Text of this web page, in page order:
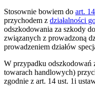
Stosownie bowiem do art.
przychodem z działalności
odszkodowania za szkody
związanych z prowadzoną
prowadzeniem działów
W przypadku odszkodowań
towarach handlowych)
zgodnie z art. 14 ust. 1i